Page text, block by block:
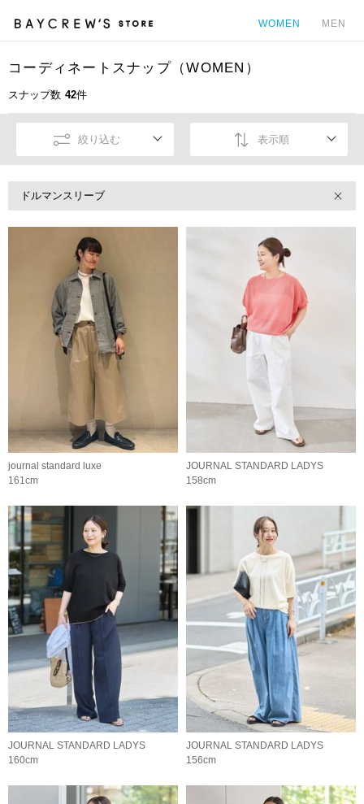
WOMEN MEN
コーディネートスナップ（WOMEN）
スナップ数 42件
絞り込む 表示順
ドルマンスリーブ
journal standard luxe
161cm
JOURNAL STANDARD LADYS
158cm
JOURNAL STANDARD LADYS
160cm
JOURNAL STANDARD LADYS
156cm